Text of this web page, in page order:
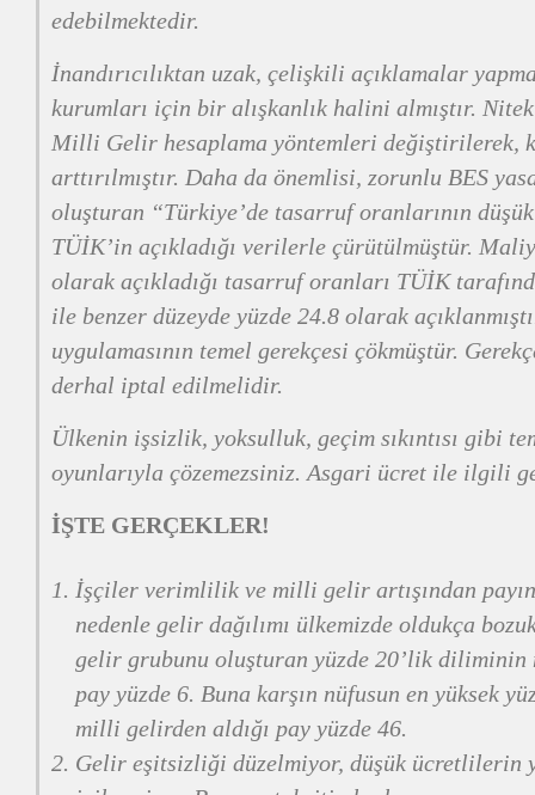
edebilmektedir.
İnandırıcılıktan uzak, çelişkili açıklamalar
kurumları için bir alışkanlık halini almıştır.
Milli Gelir hesaplama yöntemleri değiştirilerek,
arttırılmıştır. Daha da önemlisi, zorunlu BES
oluşturan “Türkiye’de tasarruf oranlarının
TÜİK’in açıkladığı verilerle çürütülmüştür.
olarak açıkladığı tasarruf oranları TÜİK
ile benzer düzeyde yüzde 24.8 olarak
uygulamasının temel gerekçesi çökmüştür.
derhal iptal edilmelidir.
Ülkenin işsizlik, yoksulluk, geçim sıkıntısı gibi
oyunlarıyla çözemezsiniz. Asgari ücret ile ilgili
İŞTE GERÇEKLER!
İşçiler verimlilik ve milli gelir artışından
nedenle gelir dağılımı ülkemizde oldukça
gelir grubunu oluşturan yüzde 20’lik diliminin
pay yüzde 6. Buna karşın nüfusun en yüksek
milli gelirden aldığı pay yüzde 46.
Gelir eşitsizliği düzelmiyor, düşük ücretlilerin